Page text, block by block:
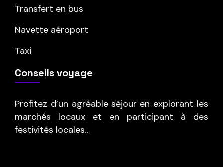
Transfert en bus
Navette aéroport
Taxi
Conseils voyage
Profitez d’un agréable séjour en explorant les
marchés locaux et en participant à des
festivités locales…